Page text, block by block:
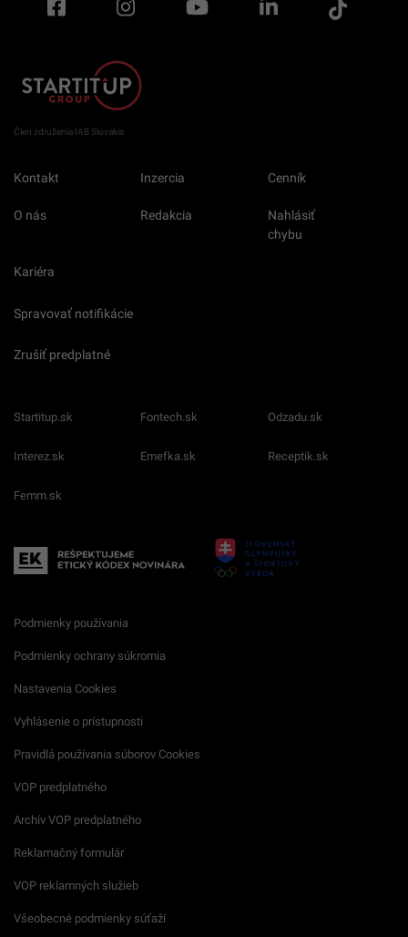
Člen združenia IAB Slovakia
Kontakt Inzercia Cenník
O nás Redakcia
Nahlásiť
chybu
Kariéra
Spravovať notifikácie
Zrušiť predplatné
Startitup.sk Fontech.sk Odzadu.sk
Interez.sk Emefka.sk Receptik.sk
Femm.sk
Podmienky používania
Podmienky ochrany súkromia
Nastavenia Cookies
Vyhlásenie o prístupnosti
Pravidlá používania súborov Cookies
VOP predplatného
Archív VOP predplatného
Reklamačný formulár
VOP reklamných služieb
Všeobecné podmienky súťaží